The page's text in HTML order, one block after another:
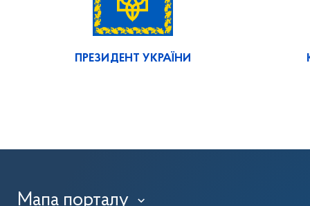
ПРЕЗИДЕНТ УКРАЇНИ
Мапа порталу ›